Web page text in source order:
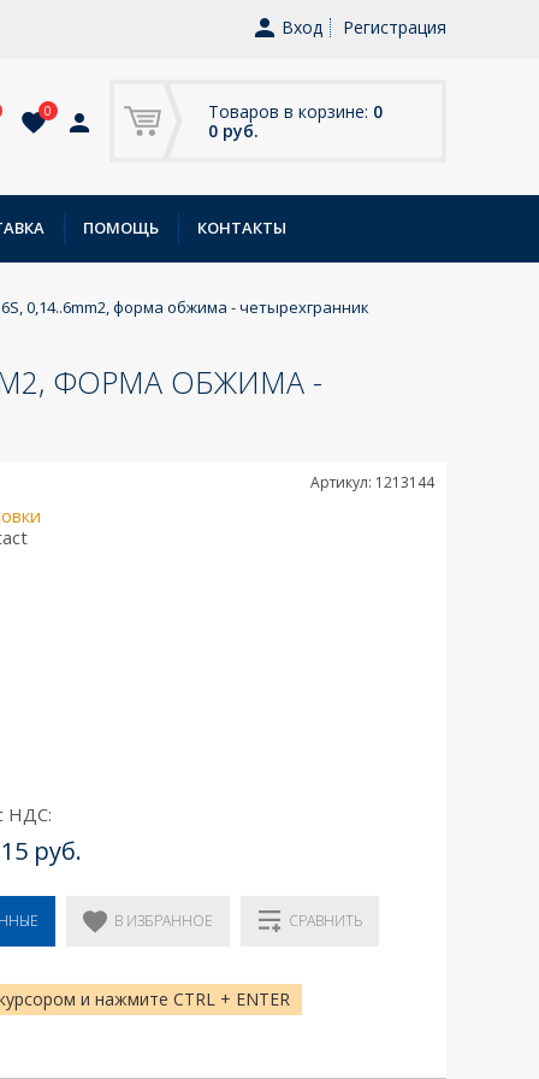
Вход Регистрация
Товаров в корзине: 0
0 руб.
0
ПОМОЩЬ КОНТАКТЫ
6S, 0,14..6mm2, форма обжима - четырехгранник
ФОРМА ОБЖИМА -
Артикул: 1213144
НДС:
руб.
В ИЗБРАННОЕ СРАВНИТЬ
и нажмите CTRL + ENTER